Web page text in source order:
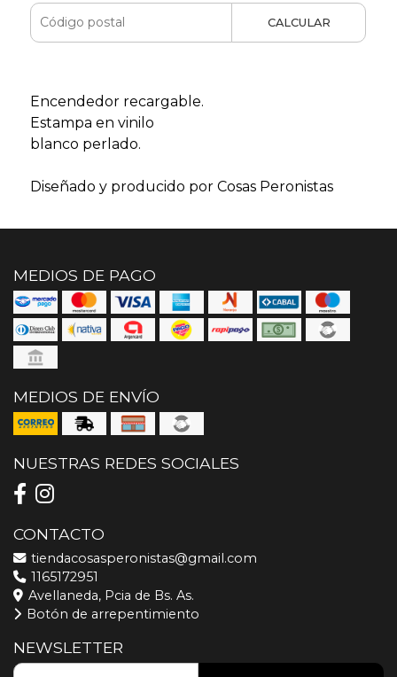
CALCULAR
Encendedor recargable.
Estampa en vinilo
blanco perlado.
Diseñado y producido por Cosas Peronistas
MEDIOS DE PAGO
MEDIOS DE ENVÍO
NUESTRAS REDES SOCIALES
CONTACTO
tiendacosasperonistas@gmail.com
1165172951
Avellaneda, Pcia de Bs. As.
Botón de arrepentimiento
NEWSLETTER